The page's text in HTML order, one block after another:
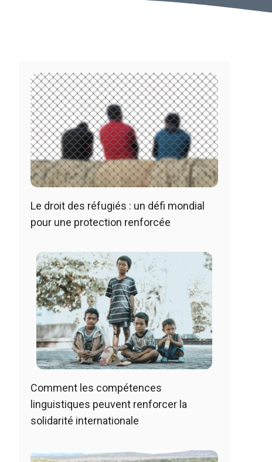
Le droit des réfugiés : un défi mondial
pour une protection renforcée
Comment les compétences
linguistiques peuvent renforcer la
solidarité internationale